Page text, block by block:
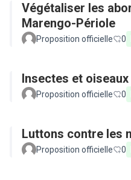
Végétaliser les
Marengo-Périole
Proposition officielle 0
Insectes et
Proposition officielle 0
Luttons contre les
Proposition officielle 0